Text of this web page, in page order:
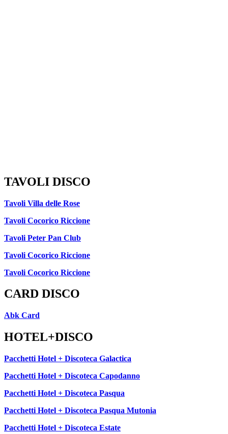
TAVOLI DISCO
Tavoli Villa delle Rose
Tavoli Cocorico Riccione
Tavoli Peter Pan Club
Tavoli Cocorico Riccione
Tavoli Cocorico Riccione
CARD DISCO
Abk Card
HOTEL+DISCO
Pacchetti Hotel + Discoteca Galactica
Pacchetti Hotel + Discoteca Capodanno
Pacchetti Hotel + Discoteca Pasqua
Pacchetti Hotel + Discoteca Pasqua Mutonia
Pacchetti Hotel + Discoteca Estate